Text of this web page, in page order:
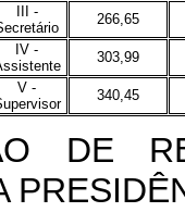
III -
266,65
IV -
303,99
V -
340,45
DE